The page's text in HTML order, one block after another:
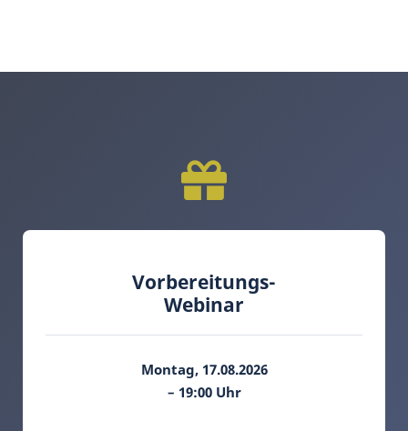
Vorbereitungs-
Webinar
Montag, 17.08.2026
– 19:00 Uhr